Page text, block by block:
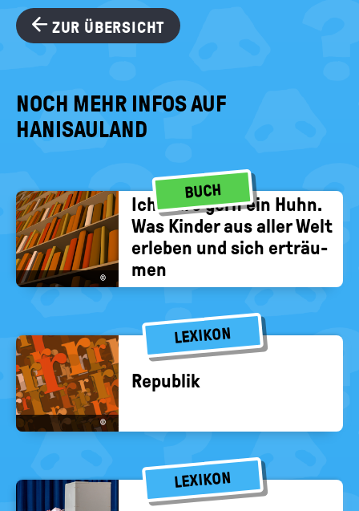
ZUR ÜBERSICHT
NOCH MEHR INFOS AUF
HANISAULAND
BUCH
©
Ich wäre gern ein Huhn.
Was Kin­der aus aller Welt
er­le­ben und sich er­träu­
men
LEXIKON
©
Re­pu­blik
LEXIKON